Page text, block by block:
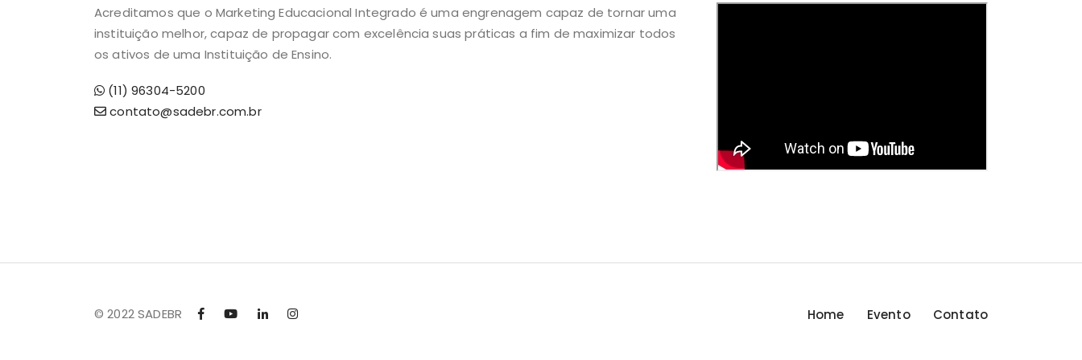
Acreditamos que o Marketing Educacional Integrado é uma engrenagem capaz de tornar uma
instituição melhor, capaz de propagar com excelência suas práticas a fim de maximizar todos
os ativos de uma Instituição de Ensino.
(11) 96304-5200
contato@sadebr.com.br
© 2022 SADEBR Home Evento Contato